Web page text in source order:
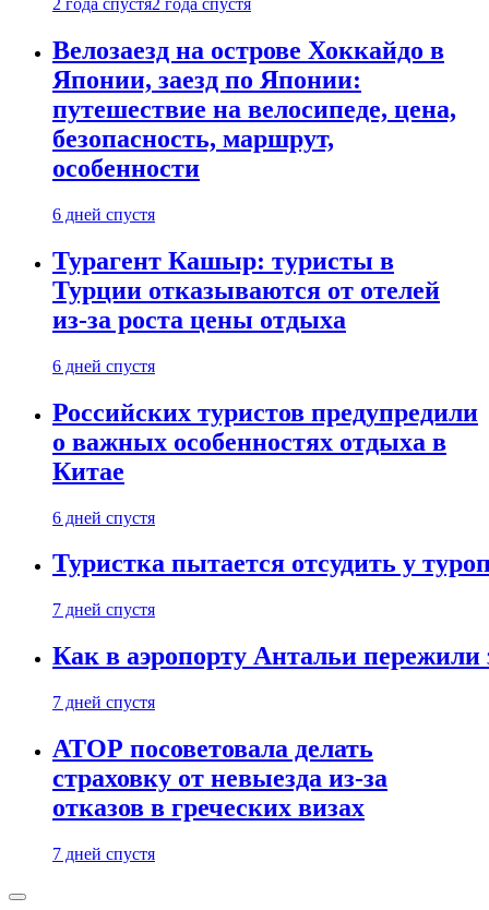
2 года спустя2 года спустя
Велозаезд на острове Хоккайдо в
Японии, заезд по Японии:
путешествие на велосипеде, цена,
безопасность, маршрут,
особенности
6 дней спустя
Турагент Кашыр: туристы в
Турции отказываются от отелей
из-за роста цены отдыха
6 дней спустя
Российских туристов предупредили
о важных особенностях отдыха в
Китае
6 дней спустя
Туристка пытается отсудить у
7 дней спустя
Как в аэропорту Антальи
7 дней спустя
АТОР посоветовала делать
страховку от невыезда из-за
отказов в греческих визах
7 дней спустя